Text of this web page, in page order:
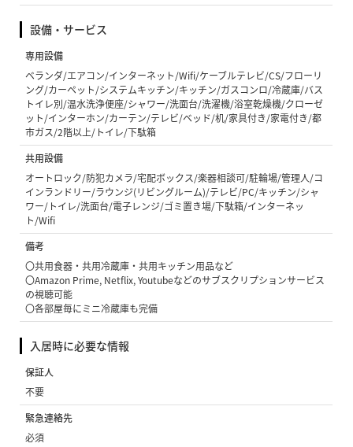
設備・サービス
専用設備
ベランダ/エアコン/インターネット/Wifi/ケーブルテレビ/CS/フローリ
ング/カーペット/システムキッチン/キッチン/ガスコンロ/冷蔵庫/バス
トイレ別/温水洗浄便座/シャワー/洗面台/洗濯機/浴室乾燥機/クローゼ
ット/インターホン/カーテン/テレビ/ベッド/机/家具付き/家電付き/都
市ガス/2階以上/トイレ/下駄箱
共用設備
オートロック/防犯カメラ/宅配ボックス/楽器相談可/駐輪場/管理人/コ
インランドリー/ラウンジ(リビングルーム)/テレビ/PC/キッチン/シャ
ワー/トイレ/洗面台/電子レンジ/ゴミ置き場/下駄箱/インターネッ
ト/Wifi
備考
〇共用食器・共用冷蔵庫・共用キッチン用品など
〇Amazon Prime, Netflix, Youtubeなどのサブスクリプションサービス
の視聴可能
〇各部屋毎にミニ冷蔵庫も完備
入居時に必要な情報
保証人
不要
緊急連絡先
必須